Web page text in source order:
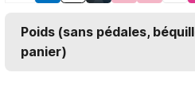
Poids (sans pédales,
panier)